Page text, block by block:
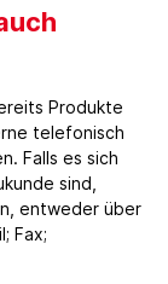
Produkte
telefonisch
Falls es sich
sind,
entweder über
Fax;